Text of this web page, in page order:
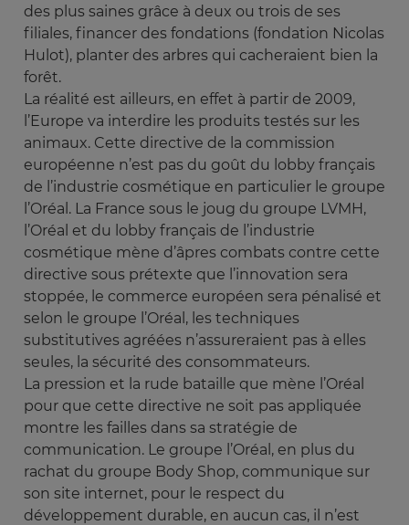
des plus saines grâce à deux ou trois de ses
filiales, financer des fondations (fondation Nicolas
Hulot), planter des arbres qui cacheraient bien la
forêt.
La réalité est ailleurs, en effet à partir de 2009,
l’Europe va interdire les produits testés sur les
animaux. Cette directive de la commission
européenne n’est pas du goût du lobby français
de l’industrie cosmétique en particulier le groupe
l’Oréal. La France sous le joug du groupe LVMH,
l’Oréal et du lobby français de l’industrie
cosmétique mène d’âpres combats contre cette
directive sous prétexte que l’innovation sera
stoppée, le commerce européen sera pénalisé et
selon le groupe l’Oréal, les techniques
substitutives agréées n’assureraient pas à elles
seules, la sécurité des consommateurs.
La pression et la rude bataille que mène l’Oréal
pour que cette directive ne soit pas appliquée
montre les failles dans sa stratégie de
communication. Le groupe l’Oréal, en plus du
rachat du groupe Body Shop, communique sur
son site internet, pour le respect du
développement durable, en aucun cas, il n’est